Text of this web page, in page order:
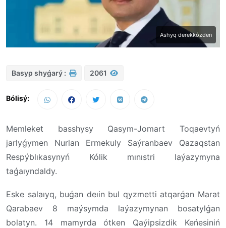
Ashyq derekkózden
Basyp shyǵarý : 2061
Bólisý:
Memleket basshysy Qasym-Jomart Toqaevtyń
jarlyǵymen Nurlan Ermekuly Saýranbaev Qazaqstan
Respýblıkasynyń Kólik mınıstri laýazymyna
taǵaıyndaldy.
Eske salaıyq, buǵan deıin bul qyzmetti atqarǵan Marat
Qarabaev 8 maýsymda laýazymynan bosatylǵan
bolatyn. 14 mamyrda ótken Qaýipsizdik Keńesiniń